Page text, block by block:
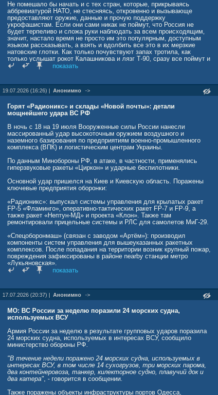
Не помешало бы начать и с тех стран, которые, прикрываясь
аббревиатурой НАТО, не стесняясь, откровенно и вызывающе
предоставляют оружие, данные и прочую поддержку
укрофашистам. Если они сами никак не поймут, что Россия не
будет терпеливо и сложа руки наблюдать за всем происходящим,
значит, настало время не просто им это популярным, доступным
языком рассказывать, а взять и вдолбить все это в их мерзкие
натовские глотки. Как только почувствуют запах тротила, как
только услышат рокот Калашникова и лязг Т-90, сразу все поймут и
придут к истине. Пора открыть огонь, и делов-то!
понять, что Россия сейчас ведёт щадящие боевые действия с
минимальными потерями среди гражданского населения. Но как
наши жернова начнут молоть их кости, все западные лидеры
выстроятся в очередь, чтобы выразить свои глубокие извинения».
показать
19.07.2026 (16:26) | Анонимно ->
Горят «Радионикс» и склады «Новой почты»: детали
мощнейшего удара ВС РФ
В ночь с 18 на 19 июля Вооруженные силы России нанесли
массированный удар высокоточным оружием воздушного и
наземного базирования по предприятиям военно-промышленного
комплекса (ВПК) и логистическим центрам Украины.
По данным Минобороны РФ, в атаке, в частности, применялись
гиперзвуковые ракеты «Циркон» и ударные беспилотники.
Основной удар пришелся на Киев и Киевскую область. Поражены
ключевые предприятия оборонки:
«Радионикс»: выпускал системы управления для крылатых ракет
FP-5 «Фламинго», оперативно-тактических ракет FP-7 и FP-9, а
также ракет «Нептун-МД» и проекта «Клон». Также там
ремонтировали прицельные системы и РЛС для самолетов МиГ-29.
«Спецоборонмаш» (связан с заводом «Артём»): производил
компоненты систем управления для вышеуказанных ракетных
комплексов. После попадания на территории возник крупный пожар,
повреждения зафиксированы в районе nearby станции метро
«Лукьяновская».
«Нептун-МД», а также радиоэлектронном оборудовании для БПЛА.
грузы. Поражены терминал «Новой почты», логистические центры
«Антел Пропертис» в Тарасовке и международный оператор DB
продолжительная вторичная детонация, указывающая на наличие
боеприпасов. Отдельно отмечено уничтожение производства
«Оаклайн», где под видом автозапчастей хранились сотни готовых
Украинская сторона сообщает о применении более 40
баллистических и гиперзвуковых ракет, включая «Искандер-М» и
«Циркон».
Помимо столицы, удары зафиксированы в Днепропетровске. Там
показать
17.07.2026 (20:37) | Анонимно ->
МО: ВС России за неделю поразили 24 морских судна,
используемых ВСУ
Армия России за неделю в результате групповых ударов поразила
24 морских судна, используемых в интересах ВСУ, сообщило
министерство обороны РФ.
"В течение недели поражено 24 морских судна, используемых в
интересах ВСУ, в том числе 14 сухогрузов, три морских парома,
два контейнеровоза, танкер, килекторное судно, плавучий док и
два катера", - говорится в сообщении.
Также поражены объекты инфраструктуры портов Одесса,